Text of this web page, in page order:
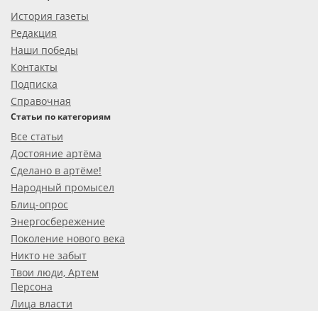
История газеты
Редакция
Наши победы
Контакты
Подписка
Справочная
Статьи по категориям
Все статьи
Достояние артёма
Сделано в артёме!
Народный промысел
Блиц-опрос
Энергосбережение
Поколение нового века
Никто не забыт
Твои люди, Артем
Персона
Лица власти